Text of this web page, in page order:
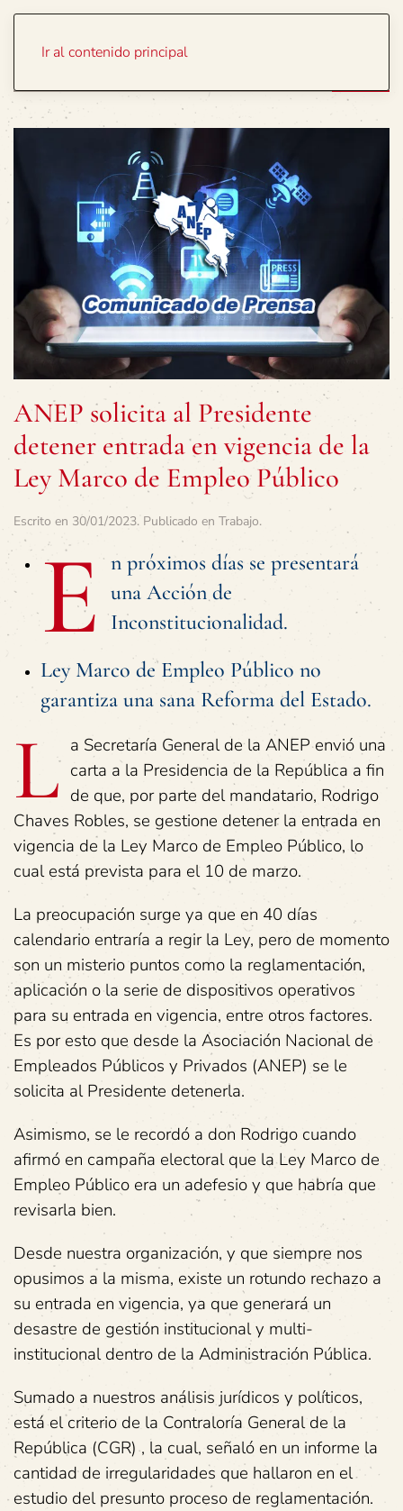
Ir al contenido principal
ANEP solicita al Presidente
detener entrada en vigencia de la
Ley Marco de Empleo Público
Escrito en 30/01/2023. Publicado en Trabajo.
E n próximos días se presentará
una Acción de
Inconstitucionalidad.
Ley Marco de Empleo Público no
garantiza una sana Reforma del Estado.
L a Secretaría General de la ANEP envió una
carta a la Presidencia de la República a fin
de que, por parte del mandatario, Rodrigo
Chaves Robles, se gestione detener la entrada en
vigencia de la Ley Marco de Empleo Público, lo
cual está prevista para el 10 de marzo.
La preocupación surge ya que en 40 días
calendario entraría a regir la Ley, pero de momento
son un misterio puntos como la reglamentación,
aplicación o la serie de dispositivos operativos
para su entrada en vigencia, entre otros factores.
Es por esto que desde la Asociación Nacional de
Empleados Públicos y Privados (ANEP) se le
solicita al Presidente detenerla.
Asimismo, se le recordó a don Rodrigo cuando
afirmó en campaña electoral que la Ley Marco de
Empleo Público era un adefesio y que habría que
revisarla bien.
Desde nuestra organización, y que siempre nos
opusimos a la misma, existe un rotundo rechazo a
su entrada en vigencia, ya que generará un
desastre de gestión institucional y multi-
institucional dentro de la Administración Pública.
Sumado a nuestros análisis jurídicos y políticos,
está el criterio de la Contraloría General de la
República (CGR) , la cual, señaló en un informe la
cantidad de irregularidades que hallaron en el
estudio del presunto proceso de reglamentación.